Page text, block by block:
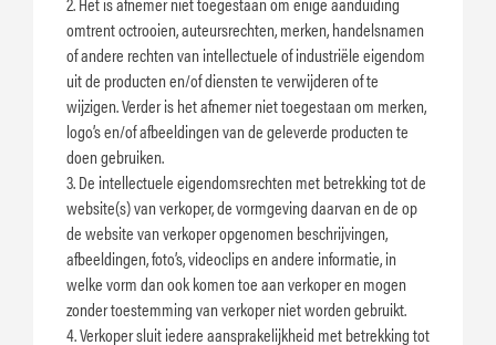
omtrent octrooien, auteursrechten, merken, handelsnamen
of andere rechten van intellectuele of industriële eigendom
uit de producten en/of diensten te verwijderen of te
wijzigen. Verder is het afnemer niet toegestaan om merken,
logo’s en/of afbeeldingen van de geleverde producten te
doen gebruiken.
3. De intellectuele eigendomsrechten met betrekking tot de
website(s) van verkoper, de vormgeving daarvan en de op
de website van verkoper opgenomen beschrijvingen,
afbeeldingen, foto’s, videoclips en andere informatie, in
welke vorm dan ook komen toe aan verkoper en mogen
zonder toestemming van verkoper niet worden gebruikt.
4. Verkoper sluit iedere aansprakelijkheid met betrekking tot